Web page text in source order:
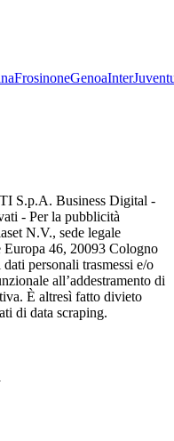
FrosinoneGenoaInter
S.p.A. Business Digital -
- Per la pubblicità
N.V., sede legale
46, 20093 Cologno
personali trasmessi e/o
all’addestramento di
È altresì fatto divieto
di data scraping.